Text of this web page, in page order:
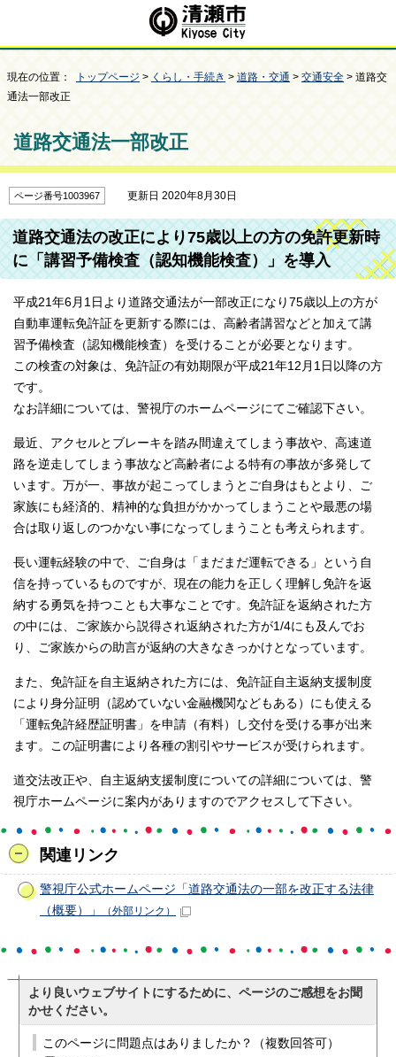
現在の位置： トップページ > くらし・手続き > 道路・交通 > 交通安全 > 道路交
通法一部改正
道路交通法一部改正
ページ番号1003967 更新日 2020年8月30日
道路交通法の改正により75歳以上の方の免許更新時
に「講習予備検査（認知機能検査）」を導入
平成21年6月1日より道路交通法が一部改正になり75歳以上の方が
自動車運転免許証を更新する際には、高齢者講習などと加えて講
習予備検査（認知機能検査）を受けることが必要となります。
この検査の対象は、免許証の有効期限が平成21年12月1日以降の方
です。
なお詳細については、警視庁のホームページにてご確認下さい。
最近、アクセルとブレーキを踏み間違えてしまう事故や、高速道
路を逆走してしまう事故など高齢者による特有の事故が多発して
います。万が一、事故が起こってしまうとご自身はもとより、ご
家族にも経済的、精神的な負担がかかってしまうことや最悪の場
合は取り返しのつかない事になってしまうことも考えられます。
長い運転経験の中で、ご自身は「まだまだ運転できる」という自
信を持っているものですが、現在の能力を正しく理解し免許を返
納する勇気を持つことも大事なことです。免許証を返納された方
の中には、ご家族から説得され返納された方が1/4にも及んでお
り、ご家族からの助言が返納の大きなきっかけとなっています。
また、免許証を自主返納された方には、免許証自主返納支援制度
により身分証明（認めていない金融機関などもある）にも使える
「運転免許経歴証明書」を申請（有料）し交付を受ける事が出来
ます。この証明書により各種の割引やサービスが受けられます。
道交法改正や、自主返納支援制度についての詳細については、警
視庁ホームページに案内がありますのでアクセスして下さい。
関連リンク
警視庁公式ホームページ「道路交通法の一部を改正する法律
（概要）」
（外部リンク）
より良いウェブサイトにするために、ページのご感想をお聞
かせください。
このページに問題点はありましたか？（複数回答可）